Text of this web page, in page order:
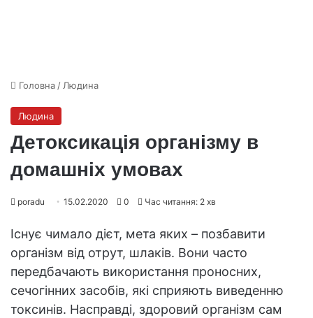
Головна / Людина
Людина
Детоксикація організму в
домашніх умовах
poradu 15.02.2020 0 Час читання: 2 хв
Існує чимало дієт, мета яких – позбавити
організм від отрут, шлаків. Вони часто
передбачають використання проносних,
сечогінних засобів, які сприяють виведенню
токсинів. Насправді, здоровий організм сам